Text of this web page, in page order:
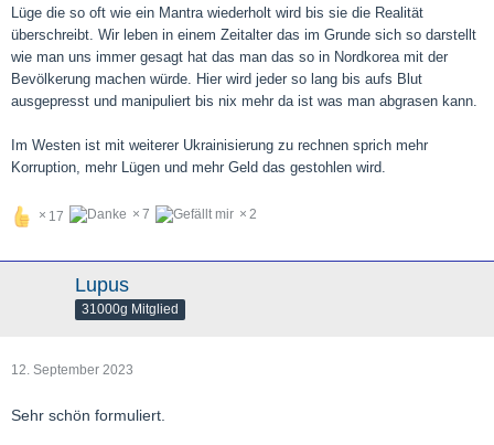
Lüge die so oft wie ein Mantra wiederholt wird bis sie die Realität
überschreibt. Wir leben in einem Zeitalter das im Grunde sich so darstellt
wie man uns immer gesagt hat das man das so in Nordkorea mit der
Bevölkerung machen würde. Hier wird jeder so lang bis aufs Blut
ausgepresst und manipuliert bis nix mehr da ist was man abgrasen kann.
Im Westen ist mit weiterer Ukrainisierung zu rechnen sprich mehr
Korruption, mehr Lügen und mehr Geld das gestohlen wird.
17 7 2
Lupus
31000g Mitglied
12. September 2023
Sehr schön formuliert.